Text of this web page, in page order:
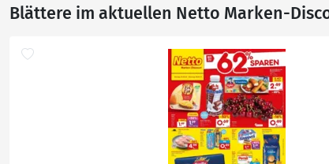
Blättere im aktuellen Netto Marken-